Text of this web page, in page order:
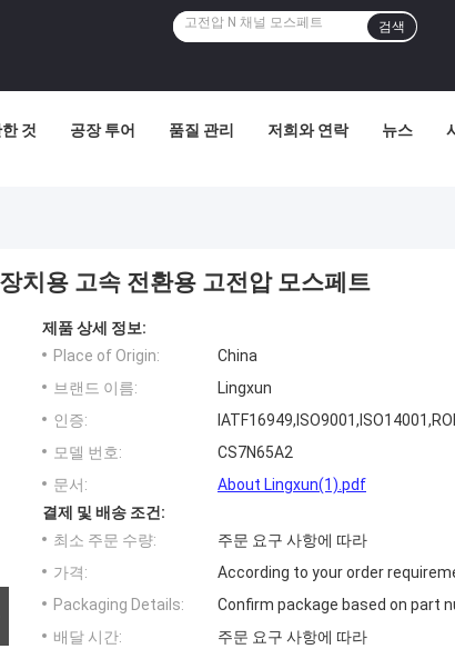
검색
것 공장 투어 품질 관리 저희와 연락 뉴스
치용 고속 전환용 고전압 모스페트
제품 상세 정보:
Place of Origin:
China
브랜드 이름:
Lingxun
인증:
모델 번호:
CS7N65A2
문서:
About Lingxun(1).pdf
결제 및 배송 조건:
최소 주문 수량:
주문 요구 사항에 따라
가격:
According to your order
Packaging Details:
Confirm package based on part
배달 시간:
주문 요구 사항에 따라